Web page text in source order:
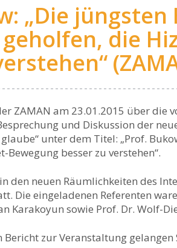
„Die jüngsten
die
ZAMAN am 23.01.2015 über die
und Diskussion der
unter dem Titel: „Prof.
Bewegung besser zu verstehen“.
den neuen Räumlichkeiten des
Die eingeladenen Referenten
Karakoyun sowie Prof. Dr. Wolf-
zur Veranstaltung gelangen